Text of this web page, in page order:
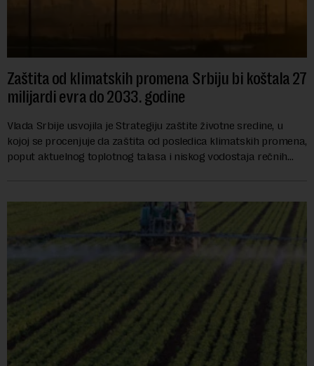
Zaštita od klimatskih promena Srbiju bi koštala 27
milijardi evra do 2033. godine
Vlada Srbije usvojila je Strategiju zaštite životne sredine, u
kojoj se procenjuje da zaštita od posledica klimatskih promena,
poput aktuelnog toplotnog talasa i niskog vodostaja rečnih